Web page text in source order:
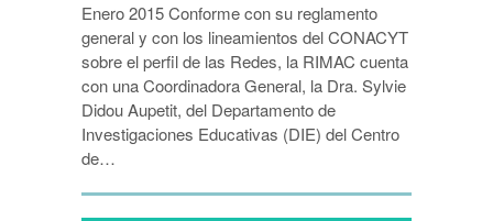
Enero 2015 Conforme con su reglamento
general y con los lineamientos del CONACYT
sobre el perfil de las Redes, la RIMAC cuenta
con una Coordinadora General, la Dra. Sylvie
Didou Aupetit, del Departamento de
Investigaciones Educativas (DIE) del Centro
de…